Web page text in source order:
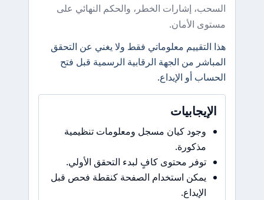
السحب، إشارات الخطر، والحكم النهائي على
مستوى الأمان.
هذا التقييم معلوماتي فقط ولا يغني عن التحقق
المباشر من الجهة الرقابية الرسمية قبل فتح
الحساب أو الإيداع.
الإيجابيات
وجود كيان مسجل ومعلومات تنظيمية
مذكورة.
توفر محتوى كافٍ لبدء التحقق الأولي.
يمكن استخدام الصفحة كنقطة فحص قبل
الإيداع.